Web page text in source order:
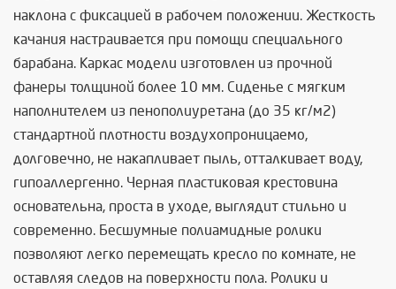
наклона с фиксацией в рабочем положении. Жесткость
качания настраивается при помощи специального
барабана. Каркас модели изготовлен из прочной
фанеры толщиной более 10 мм. Сиденье с мягким
наполнителем из пенополиуретана (до 35 кг/м2)
стандартной плотности воздухопроницаемо,
долговечно, не накапливает пыль, отталкивает воду,
гипоаллергенно. Черная пластиковая крестовина
основательна, проста в уходе, выглядит стильно и
современно. Бесшумные полиамидные ролики
позволяют легко перемещать кресло по комнате, не
оставляя следов на поверхности пола. Ролики и